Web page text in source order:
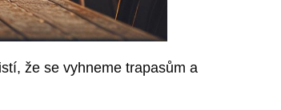
že se vyhneme trapasům a